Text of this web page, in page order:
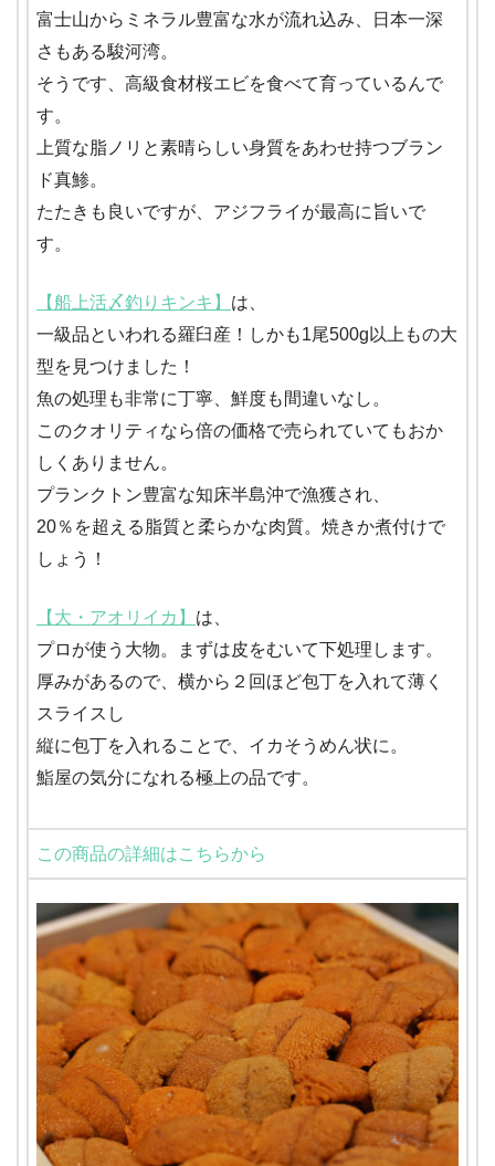
富士山からミネラル豊富な水が流れ込み、日本一深
さもある駿河湾。
そうです、高級食材桜エビを食べて育っているんで
す。
上質な脂ノリと素晴らしい身質をあわせ持つブラン
ド真鯵。
たたきも良いですが、アジフライが最高に旨いで
す。
【船上活〆釣りキンキ】 は、
一級品といわれる羅臼産！しかも1尾500g以上もの大
型を見つけました！
魚の処理も非常に丁寧、鮮度も間違いなし。
このクオリティなら倍の価格で売られていてもおか
しくありません。
プランクトン豊富な知床半島沖で漁獲され、
20％を超える脂質と柔らかな肉質。焼きか煮付けで
しょう！
【大・アオリイカ】 は、
プロが使う大物。まずは皮をむいて下処理します。
厚みがあるので、横から２回ほど包丁を入れて薄く
スライスし
縦に包丁を入れることで、イカそうめん状に。
鮨屋の気分になれる極上の品です。
この商品の詳細はこちらから